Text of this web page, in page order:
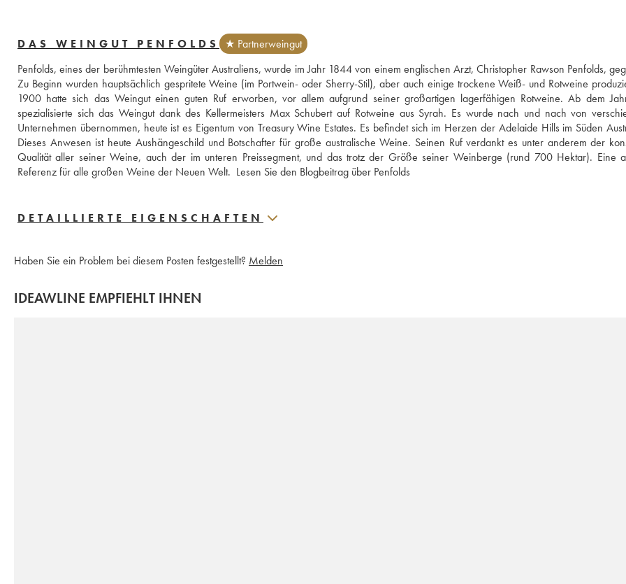
DAS WEINGUT PENFOLDS
★ Partnerweingut
Penfolds, eines der berühmtesten Weingüter Australiens, wurde im Jahr 1844 von einem englischen Arzt, Christopher Rawson Penfolds,
Zu Beginn wurden hauptsächlich gespritete Weine (im Portwein- oder Sherry-Stil), aber auch einige trockene Weiß- und Rotweine
1900 hatte sich das Weingut einen guten Ruf erworben, vor allem aufgrund seiner großartigen lagerfähigen Rotweine. Ab dem
spezialisierte sich das Weingut dank des Kellermeisters Max Schubert auf Rotweine aus Syrah. Es wurde nach und nach von
Unternehmen übernommen, heute ist es Eigentum von Treasury Wine Estates. Es befindet sich im Herzen der Adelaide Hills im Süden
Dieses Anwesen ist heute Aushängeschild und Botschafter für große australische Weine. Seinen Ruf verdankt es unter anderem der
Qualität aller seiner Weine, auch der im unteren Preissegment, und das trotz der Größe seiner Weinberge (rund 700 Hektar). Eine
Referenz für alle großen Weine der Neuen Welt. Lesen Sie den Blogbeitrag über Penfolds
DETAILLIERTE EIGENSCHAFTEN
Haben Sie ein Problem bei diesem Posten festgestellt? Melden
IDEAWLINE EMPFIEHLT IHNEN